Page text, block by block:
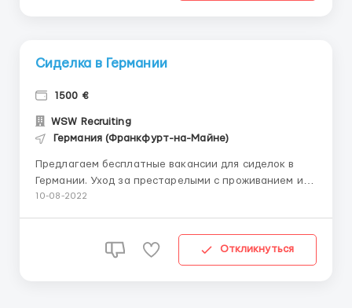
Сиделка в Германии
1500 €
WSW Recruiting
Германия (Франкфурт-на-Майне)
Предлагаем бесплатные вакансии для сиделок в
Германии. Уход за престарелыми с проживанием и
питанием за счет семьи. Услуги и оформление
вакансий нет. ...
10-08-2022
Откликнуться